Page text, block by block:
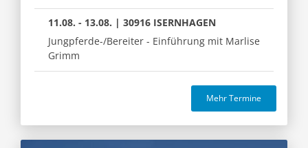
11.08. - 13.08. | 30916 ISERNHAGEN
Jungpferde-/Bereiter - Einführung mit Marlise
Grimm
Mehr Termine